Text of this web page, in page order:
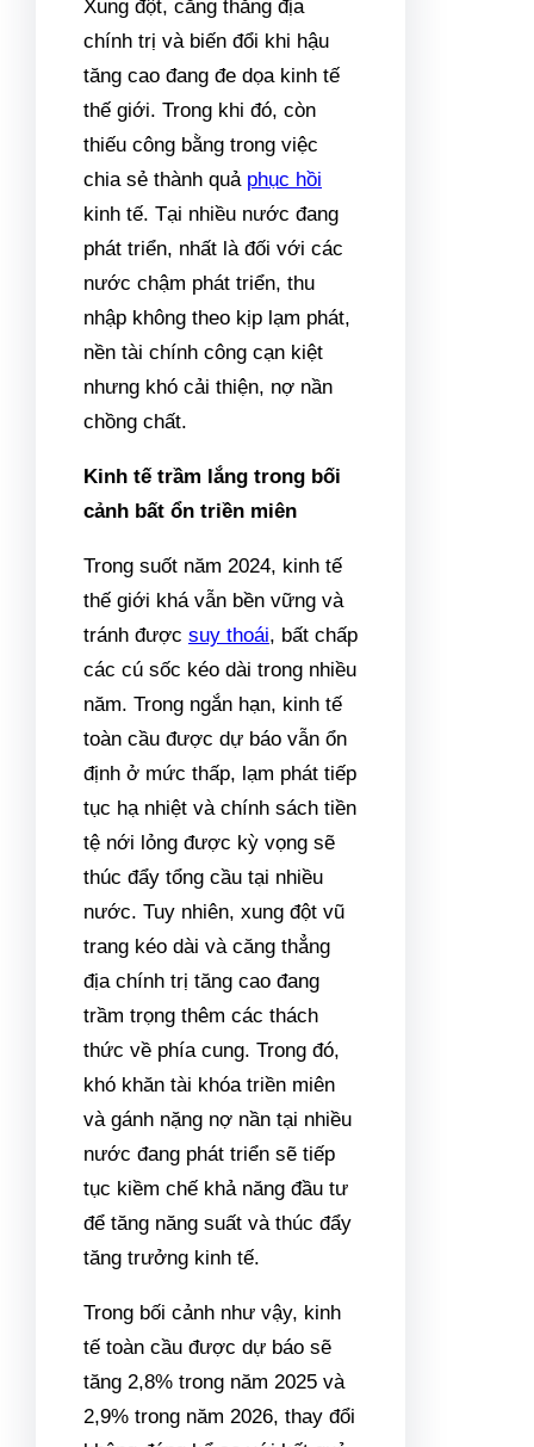
Xung đột, căng thẳng địa
chính trị và biến đổi khi hậu
tăng cao đang đe dọa kinh tế
thế giới. Trong khi đó, còn
thiếu công bằng trong việc
chia sẻ thành quả phục hồi
kinh tế. Tại nhiều nước đang
phát triển, nhất là đối với các
nước chậm phát triển, thu
nhập không theo kịp lạm phát,
nền tài chính công cạn kiệt
nhưng khó cải thiện, nợ nần
chồng chất.
Kinh tế trầm lắng trong bối
cảnh bất ổn triền miên
Trong suốt năm 2024, kinh tế
thế giới khá vẫn bền vững và
tránh được suy thoái, bất chấp
các cú sốc kéo dài trong nhiều
năm. Trong ngắn hạn, kinh tế
toàn cầu được dự báo vẫn ổn
định ở mức thấp, lạm phát tiếp
tục hạ nhiệt và chính sách tiền
tệ nới lỏng được kỳ vọng sẽ
thúc đẩy tổng cầu tại nhiều
nước. Tuy nhiên, xung đột vũ
trang kéo dài và căng thẳng
địa chính trị tăng cao đang
trầm trọng thêm các thách
thức về phía cung. Trong đó,
khó khăn tài khóa triền miên
và gánh nặng nợ nần tại nhiều
nước đang phát triển sẽ tiếp
tục kiềm chế khả năng đầu tư
để tăng năng suất và thúc đẩy
tăng trưởng kinh tế.
Trong bối cảnh như vậy, kinh
tế toàn cầu được dự báo sẽ
tăng 2,8% trong năm 2025 và
2,9% trong năm 2026, thay đổi